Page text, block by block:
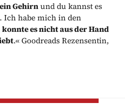
Gehirnund du kannst es
Ich habe mich in den
konnte es nicht aus der Hand
.« Goodreads Rezensentin,